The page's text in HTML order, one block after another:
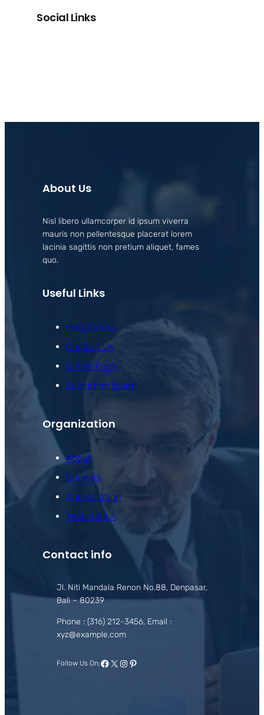
Social Links
About Us
Nisl libero ullamcorper id ipsum viverra
mauris non pellentesque placerat lorem
lacinia sagittis non pretium aliquet, fames
quo.
Useful Links
Help Center
Contact Us
Online Form
Education Board
Organization
About
Courses
Appreciation
Association
Contact info
Jl. Niti Mandala Renon No.88, Denpasar,
Bali – 80239
Phone : (316) 212-3456, Email :
xyz@example.com
Follow Us On:Facebook
X Instagram
Pinterest